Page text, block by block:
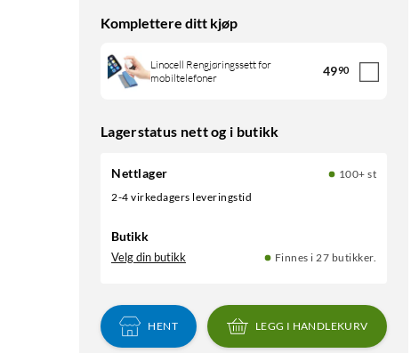
Komplettere ditt kjøp
Linocell Rengjøringssett for
mobiltelefoner
4990
Lagerstatus nett og i butikk
Nettlager
100+ st
2-4 virkedagers leveringstid
Butikk
Velg din butikk Finnes i 27 butikker.
HENT LEGG I HANDLEKURV